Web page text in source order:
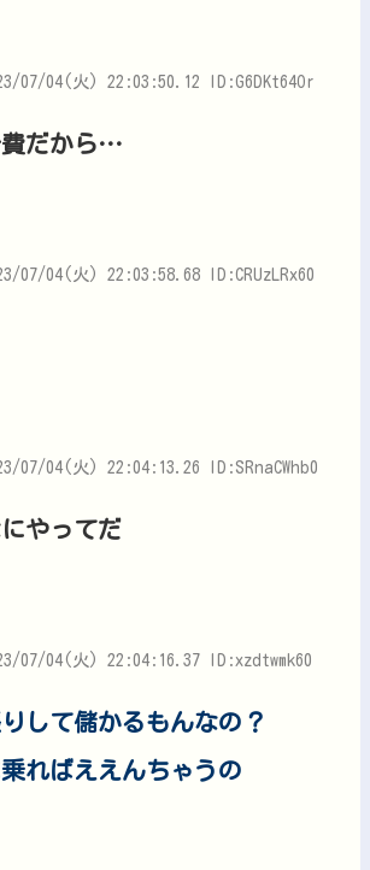
07/04(火) 22:03:50.12 ID:G6DKt64Or
費だから…
07/04(火) 22:03:58.68 ID:CRUzLRx60
07/04(火) 22:04:13.26 ID:SRnaCWhb0
やってだ
07/04(火) 22:04:16.37 ID:xzdtwmk60
して儲かるもんなの？
ればええんちゃうの